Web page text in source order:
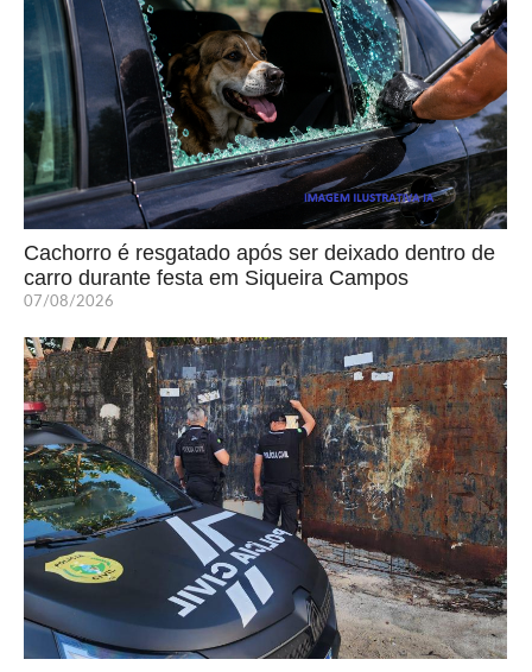
Cachorro é resgatado após ser deixado dentro de
carro durante festa em Siqueira Campos
07/08/2026